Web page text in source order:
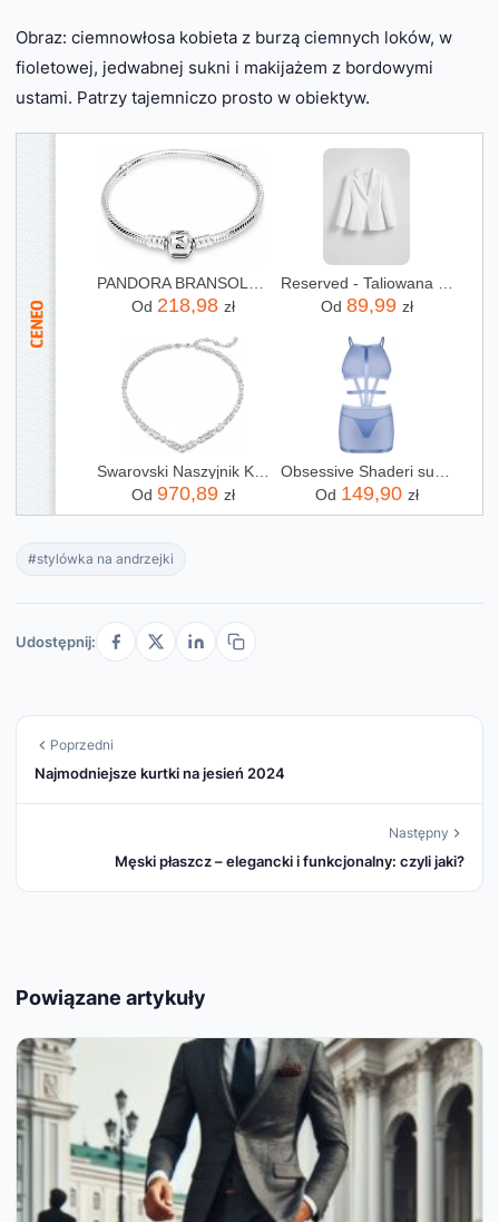
Obraz: ciemnowłosa kobieta z burzą ciemnych loków, w
fioletowej, jedwabnej sukni i makijażem z bordowymi
ustami. Patrzy tajemniczo prosto w obiektyw.
Od 218,98 zł
Od 89,99 zł
Swarovski Naszyjnik Kolia Mesmera 5665242
Od 970,89 zł
Od 149,90 zł
#stylówka na andrzejki
Udostępnij:
Poprzedni
Najmodniejsze kurtki na jesień 2024
Następny
Męski płaszcz – elegancki i funkcjonalny: czyli jaki?
Powiązane artykuły